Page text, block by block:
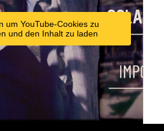
um YouTube-Cookies zu
und den Inhalt zu laden